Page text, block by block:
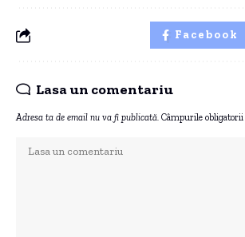
Facebook
Lasa un comentariu
Adresa ta de email nu va fi publicată. Câmpurile